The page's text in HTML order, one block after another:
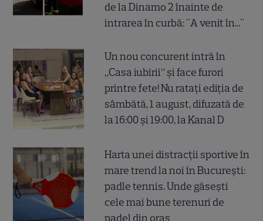
de la Dinamo 2 înainte de
intrarea în curbă: "A venit în..."
Un nou concurent intră în
„Casa iubirii” și face furori
printre fete! Nu ratați ediția de
sâmbătă, 1 august, difuzată de
la 16:00 și 19:00, la Kanal D
Harta unei distracții sportive în
mare trend la noi în București:
padle tennis. Unde găsești
cele mai bune terenuri de
padel din oraș